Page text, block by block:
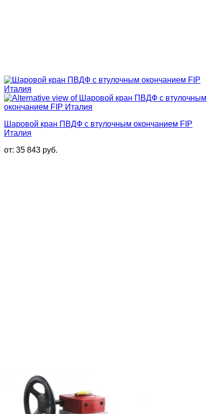
Шаровой кран ПВДФ с втулочным окончанием FIP
Италия
от: 35 843 руб.